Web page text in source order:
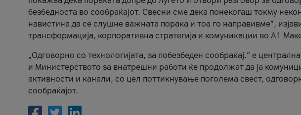
безбедноста во сообраќајот. Свесни сме дека понекогаш токму
навистина да се слушне важната порака и тоа го направивме”,
трансформација, корпоративна стратегија и комуникации во А1
„Одговорно со технологијата, за побезбеден сообраќај.“ е
и Министерството за внатрешни работи ќе продолжат да ја
активности и канали, со цел поттикнување поголема свест,
сообраќајот.